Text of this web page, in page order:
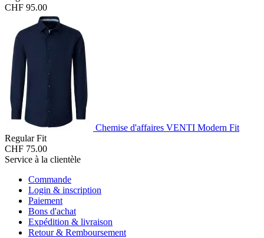
CHF 95.00
Chemise d'affaires VENTI Modern Fit
Regular Fit
CHF 75.00
Service à la clientèle
Commande
Login & inscription
Paiement
Bons d'achat
Expédition & livraison
Retour & Remboursement